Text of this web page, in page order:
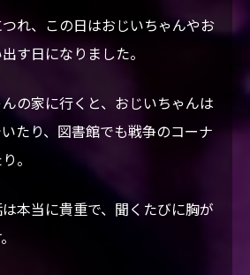
CONTACT
れ、この日はおじいちゃんやお
す日になりました。
の家に行くと、おじいちゃんは
たり、図書館でも戦争のコーナ
。
本当に貴重で、聞くたびに胸が